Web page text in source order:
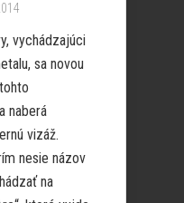
vychádzajúci
sa novou
naberá
vizáž.
nesie názov
na